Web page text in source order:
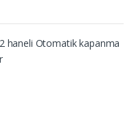
haneli Otomatik kapanma